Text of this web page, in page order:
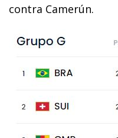
contra Camerún.